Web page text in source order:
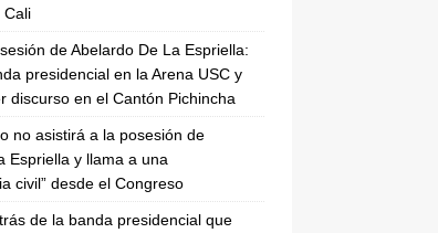
Cali
de Abelardo De La Espriella:
presidencial en la Arena USC y
discurso en el Cantón Pichincha
no asistirá a la posesión de
Espriella y llama a una
civil” desde el Congreso
de la banda presidencial que